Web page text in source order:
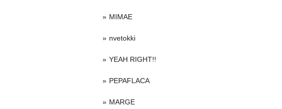
MIMAE
nvetokki
YEAH RIGHT!!
PEPAFLACA
MARGE